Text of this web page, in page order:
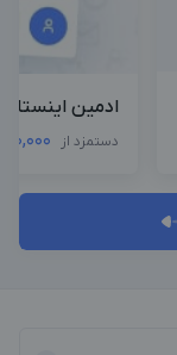
ادمین
دستمزد از